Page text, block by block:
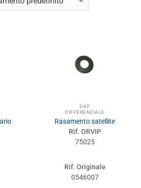
DAF
DIFFERENZIALE
Rasamento satellite
Rif. ORVIP
75025
Rif. Originale
0546007